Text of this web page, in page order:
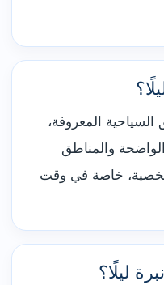
السياحية المعروفة،
والمناطق
الشخصية، خاصة في وقت
ليلًا؟